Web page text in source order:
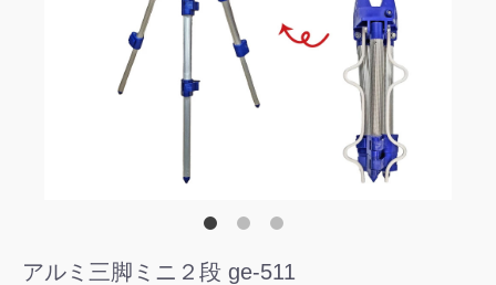
アルミ三脚ミニ２段 ge-511